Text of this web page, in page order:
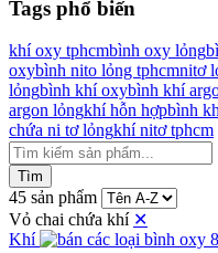
Tags phổ biến
khí oxy tphcmbình oxy lỏng
oxybình nito lỏng tphcmnitơ
lỏngbình khí oxybình khí
argon lỏngkhí hỗn hợpbình
chứa ni tơ lỏngkhí nitơ tphcm
Tìm
45 sản phẩm
Vỏ chai chứa khí ✕
Khí